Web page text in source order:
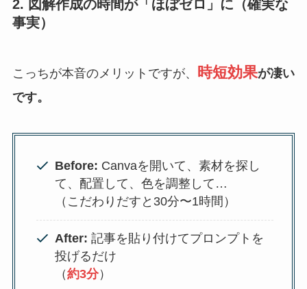
2. 図解作成の時間が「ほぼゼロ」に（確実な
事実）
こっちが本音のメリットですが、 時短効果が凄い
です。
Before: Canvaを開いて、素材を探し
て、配置して、色を調整して…
（こだわりだすと30分〜1時間）
After: 記事を貼り付けてプロンプトを
投げるだけ
（約3分）